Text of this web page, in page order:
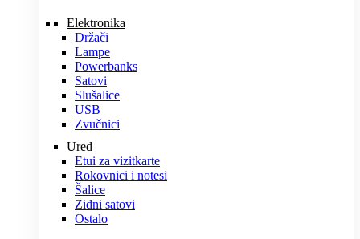
Elektronika
Držači
Lampe
Powerbanks
Satovi
Slušalice
USB
Zvučnici
Ured
Etui za vizitkarte
Rokovnici i notesi
Šalice
Zidni satovi
Ostalo